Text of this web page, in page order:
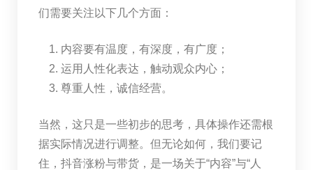
们需要关注以下几个方面：
内容要有温度，有深度，有广度；
运用人性化表达，触动观众内心；
尊重人性，诚信经营。
当然，这只是一些初步的思考，具体操作还需根
据实际情况进行调整。但无论如何，我们要记
住，抖音涨粉与带货，是一场关于“内容”与“人